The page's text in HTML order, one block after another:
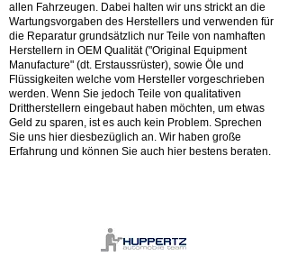
allen Fahrzeugen. Dabei halten wir uns strickt an die
Wartungsvorgaben des Herstellers und verwenden für
die Reparatur grundsätzlich nur Teile von namhaften
Herstellern in OEM Qualität ("Original Equipment
Manufacture" (dt. Erstaussrüster), sowie Öle und
Flüssigkeiten welche vom Hersteller vorgeschrieben
werden. Wenn Sie jedoch Teile von qualitativen
Drittherstellern eingebaut haben möchten, um etwas
Geld zu sparen, ist es auch kein Problem. Sprechen
Sie uns hier diesbezüglich an. Wir haben große
Erfahrung und können Sie auch hier bestens beraten.